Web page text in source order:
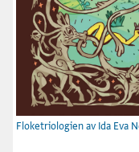
Floketriologien av Ida Eva